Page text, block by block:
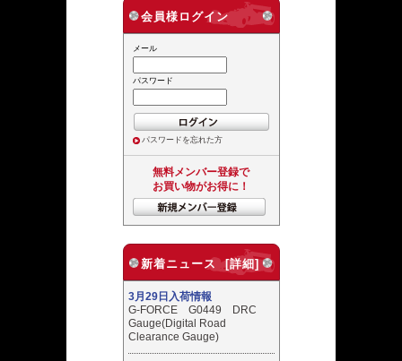
会員様ログイン
メール
パスワード
パスワードを忘れた方
無料メンバー登録で
お買い物がお得に！
新着ニュース [詳細]
3月29日入荷情報
G-FORCE G0449 DRC
Gauge(Digital Road
Clearance Gauge)